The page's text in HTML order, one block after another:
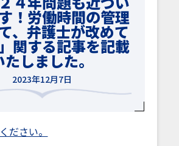
！労働時間の管理
、弁護士が改めて
関する記事を記載
たしました。
2023年12月7日
ださい。